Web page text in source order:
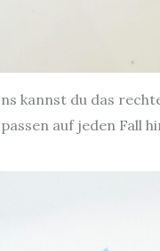
kannst du das
auf jeden Fall